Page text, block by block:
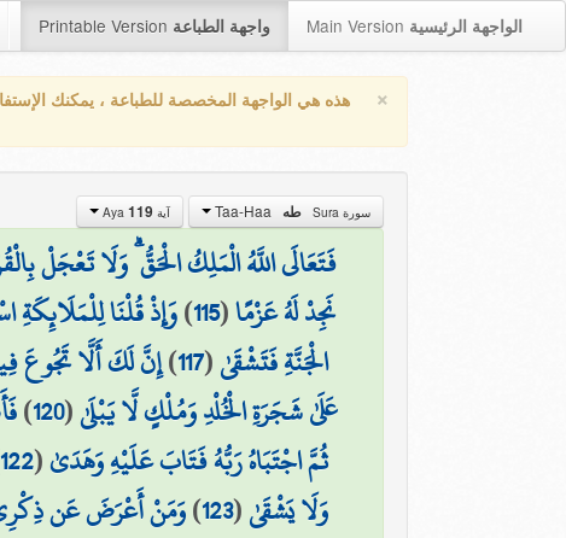
Printable Version واجهة الطباعة Main Version الواجهة الرئيسية
× هذه هي الواجهة المخصصة للطباعة ، يمكنك
سورة Sura طه آية Aya 119
فَتَعَالَى اللَّهُ الْمَلِكُ الْحَقُّ ۗ وَلَا تَعْجَلْ
نَجِدْ لَهُ عَزْمًا(
115
)وَإِذْ قُلْنَا
الْجَنَّةِ فَتَشْقَىٰ(
117
)إِنَّ لَكَ أَلَّا تَجُوعَ
عَلَىٰ شَجَرَةِ الْخُلْدِ وَمُلْكٍ لَّا يَبْلَىٰ(
120
)
ثُمَّ اجْتَبَاهُ رَبُّهُ فَتَابَ عَلَيْهِ وَهَدَىٰ(
122
وَلَا يَشْقَىٰ(
123
)وَمَنْ أَعْرَضَ عَن ذِكْرِي